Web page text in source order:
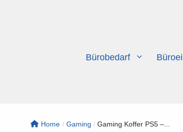
Bürobedarf
Home / Gaming / Gaming Koffer PS5 –...